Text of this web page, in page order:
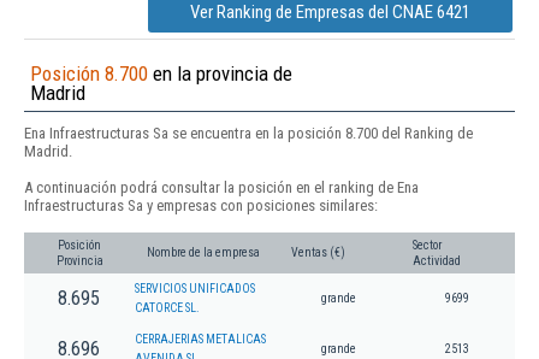
Ver Ranking de Empresas del CNAE 6421
Posición 8.700 en la provincia de
Madrid
Ena Infraestructuras Sa se encuentra en la posición 8.700 del Ranking de
Madrid.
A continuación podrá consultar la posición en el ranking de Ena
Infraestructuras Sa y empresas con posiciones similares:
Posición
Provincia
Nombre de la empresa Ventas (€)
Sector
Actividad
8.695
SERVICIOS UNIFICADOS
CATORCE SL.
grande 9699
8.696
CERRAJERIAS METALICAS
grande 2513